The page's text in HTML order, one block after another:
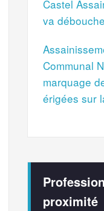
Castel
va
Communal
marquage
érigées sur
proximité